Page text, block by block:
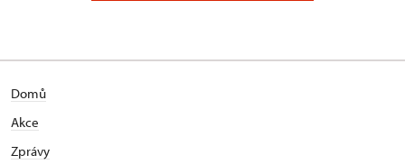
Domů
Akce
Zprávy